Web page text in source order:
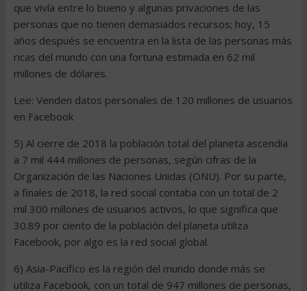
que vivía entre lo bueno y algunas privaciones de las
personas que no tienen demasiados recursos; hoy, 15
años después se encuentra en la lista de las personas más
ricas del mundo con una fortuna estimada en 62 mil
millones de dólares.
Lee: Venden datos personales de 120 millones de usuarios
en Facebook
5) Al cierre de 2018 la población total del planeta ascendía
a 7 mil 444 millones de personas, según cifras de la
Organización de las Naciones Unidas (ONU). Por su parte,
a finales de 2018, la red social contaba con un total de 2
mil 300 millones de usuarios activos, lo que significa que
30.89 por ciento de la población del planeta utiliza
Facebook, por algo es la red social global.
6) Asia-Pacífico es la región del mundo donde más se
utiliza Facebook, con un total de 947 millones de personas,